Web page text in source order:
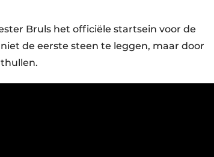
Bruls het officiële startsein voor de
de eerste steen te leggen, maar door